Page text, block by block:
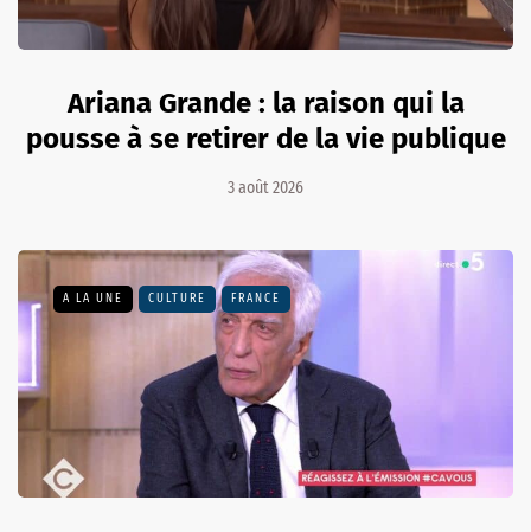
Ariana Grande : la raison qui la
pousse à se retirer de la vie publique
3 août 2026
A LA UNE CULTURE FRANCE